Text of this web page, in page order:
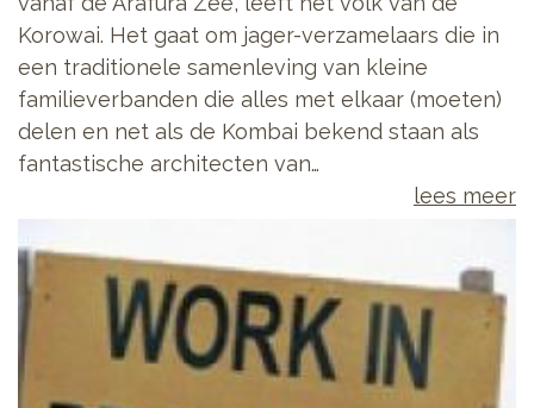
Korowai. Het gaat om jager-verzamelaars die in
een traditionele samenleving van kleine
familieverbanden die alles met elkaar (moeten)
delen en net als de Kombai bekend staan als
fantastische architecten van…
lees meer